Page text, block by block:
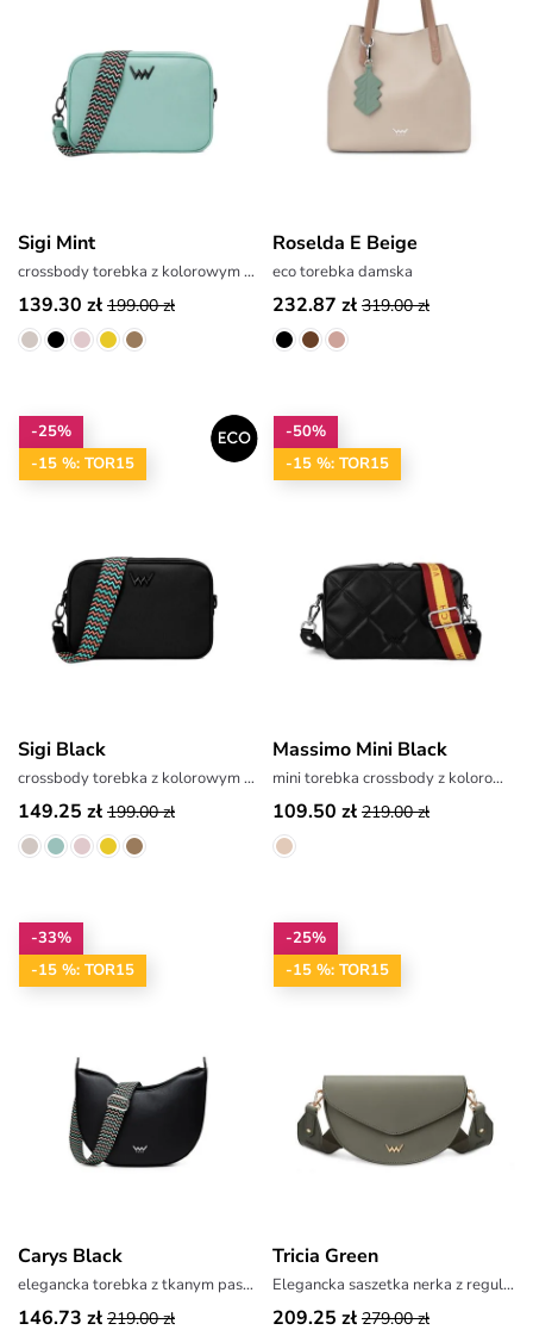
Sigi Mint
crossbody torebka z kolorowym paskiem
139.30 zł 199.00 zł
Roselda E Beige
eco torebka damska
232.87 zł 319.00 zł
-25%
-15 %: TOR15
Sigi Black
crossbody torebka z kolorowym paskiem
149.25 zł 199.00 zł
-50%
-15 %: TOR15
Massimo Mini Black
mini torebka crossbody z kolorowym paskiem
109.50 zł 219.00 zł
-33%
-15 %: TOR15
Carys Black
elegancka torebka z tkanym paskiem
146.73 zł 219.00 zł
-25%
-15 %: TOR15
Tricia Green
Elegancka saszetka nerka z regulowanym paskiem
209.25 zł 279.00 zł